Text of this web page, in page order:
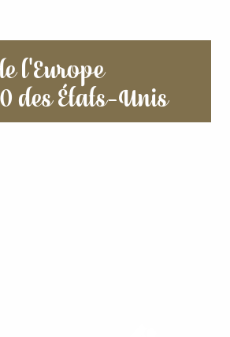
l'Europe
des États-Unis